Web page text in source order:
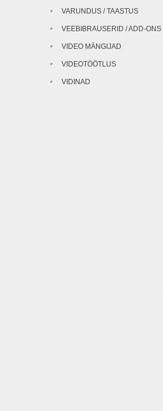
VARUNDUS / TAASTUS
VEEBIBRAUSERID / ADD-ONS
VIDEO MÄNGIJAD
VIDEOTÖÖTLUS
VIDINAD